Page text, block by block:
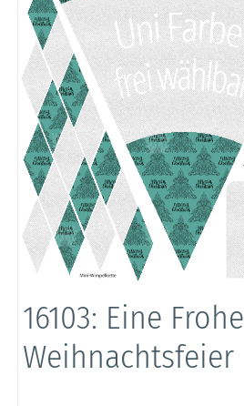
16103: Eine Frohe
Weihnachtsfeier